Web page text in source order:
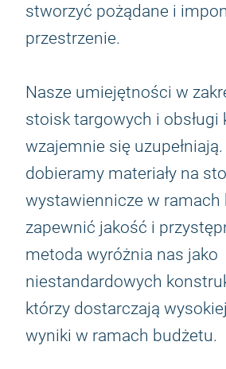
stworzyć pożądane i
przestrzenie.
Nasze umiejętności w
stoisk targowych i obsługi
wzajemnie się
dobieramy materiały na
wystawiennicze w ramach
zapewnić jakość i
metoda wyróżnia nas jako
niestandardowych
którzy dostarczają
wyniki w ramach budżetu.